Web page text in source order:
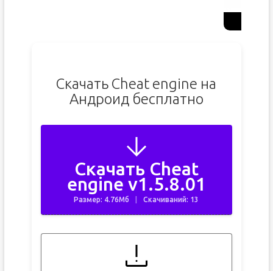
Скачать Cheat engine на
Андроид бесплатно
Скачать Cheat
engine v1.5.8.01
Размер: 4.76Мб Скачиваний: 13